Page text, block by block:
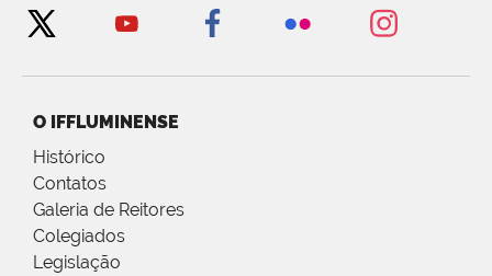
O IFFLUMINENSE
Histórico
Contatos
Galeria de Reitores
Colegiados
Legislação